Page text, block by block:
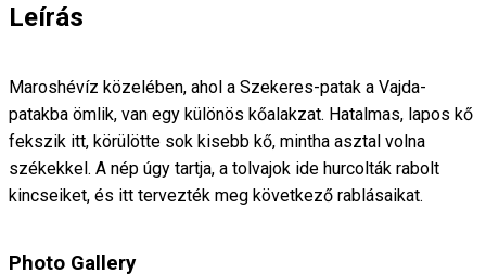
Leírás
Maroshévíz közelében, ahol a Szekeres-patak a Vajda-
patakba ömlik, van egy különös kőalakzat. Hatalmas, lapos kő
fekszik itt, körülötte sok kisebb kő, mintha asztal volna
székekkel. A nép úgy tartja, a tolvajok ide hurcolták rabolt
kincseiket, és itt tervezték meg következő rablásaikat.
Photo Gallery